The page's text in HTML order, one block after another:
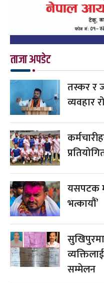
ताजा अपडेट
तस्कर र
व्यवहार
यसपटक
भत्कायौं’
सुखिपुरमा
सम्मेलन